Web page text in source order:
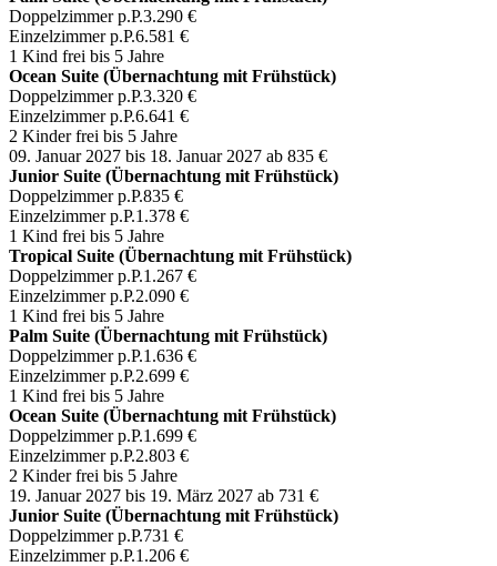
Doppelzimmer p.P.3.290 €
Einzelzimmer p.P.6.581 €
1 Kind frei bis 5 Jahre
Ocean Suite (Übernachtung mit Frühstück)
Doppelzimmer p.P.3.320 €
Einzelzimmer p.P.6.641 €
2 Kinder frei bis 5 Jahre
09. Januar 2027 bis 18. Januar 2027 ab 835 €
Junior Suite (Übernachtung mit Frühstück)
Doppelzimmer p.P.835 €
Einzelzimmer p.P.1.378 €
1 Kind frei bis 5 Jahre
Tropical Suite (Übernachtung mit Frühstück)
Doppelzimmer p.P.1.267 €
Einzelzimmer p.P.2.090 €
1 Kind frei bis 5 Jahre
Palm Suite (Übernachtung mit Frühstück)
Doppelzimmer p.P.1.636 €
Einzelzimmer p.P.2.699 €
1 Kind frei bis 5 Jahre
Ocean Suite (Übernachtung mit Frühstück)
Doppelzimmer p.P.1.699 €
Einzelzimmer p.P.2.803 €
2 Kinder frei bis 5 Jahre
19. Januar 2027 bis 19. März 2027 ab 731 €
Junior Suite (Übernachtung mit Frühstück)
Doppelzimmer p.P.731 €
Einzelzimmer p.P.1.206 €